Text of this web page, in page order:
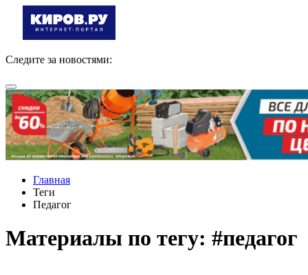
Следите за новостями:
Главная
Теги
Педагог
Материалы по тегу: #педагог